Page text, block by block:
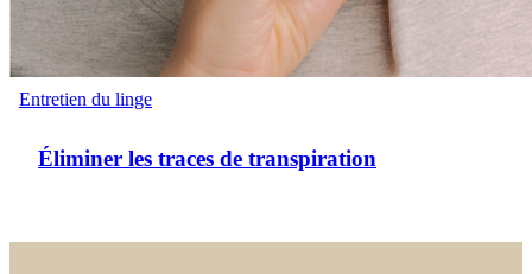
Entretien du linge
Éliminer les traces de transpiration